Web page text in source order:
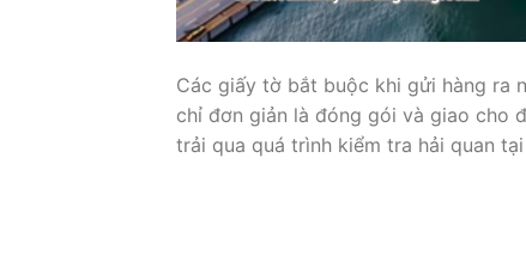
Các giấy tờ bắt buộc khi gửi hàng ra
chỉ đơn giản là đóng gói và giao cho
trải qua quá trình kiểm tra hải quan